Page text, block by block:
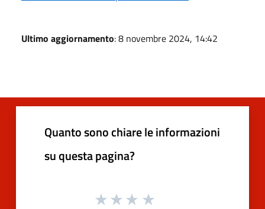
Ultimo aggiornamento: 8 novembre 2024, 14:42
Quanto sono chiare le informazioni
su questa pagina?